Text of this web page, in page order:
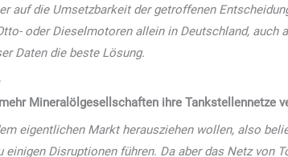
auf die Umsetzbarkeit der getroffenen
oder Dieselmotoren allein in Deutschland, auch
Daten die beste Lösung.
Mineralölgesellschaften ihre Tankstellennetze
eigentlichen Markt herausziehen wollen, also
Disruptionen führen. Da aber das Netz von